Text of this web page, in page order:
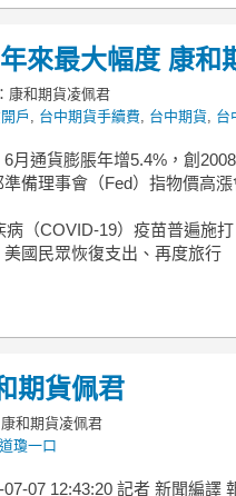
來最大幅度 康和
康和期貨凌佩君
戶 台中期貨手續費 台中期貨 台
月通貨膨脹年增5.4%，創
備理事會（Fed）指物價高
病（COVID-19）疫苗普遍施
國民眾恢復支出、再度旅行
期貨佩君
和期貨凌佩君
瓊一口
07 12:43:20 記者 新聞編譯